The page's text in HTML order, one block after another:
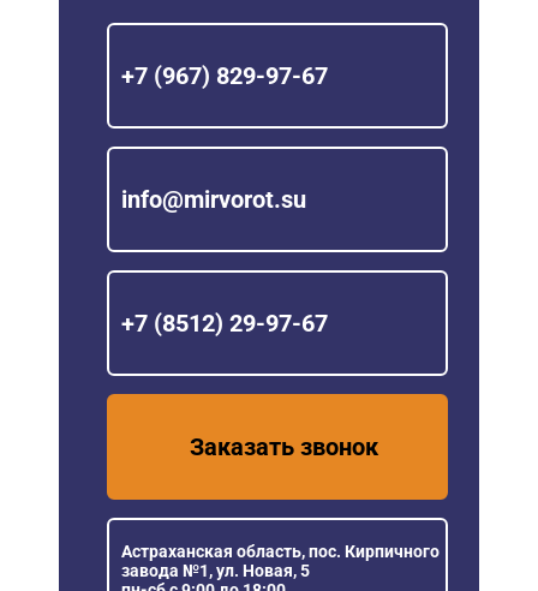
+7 (967) 829-97-67
info@mirvorot.su
+7 (8512) 29-97-67
Заказать звонок
Астраханская область, пос. Кирпичного
завода №1, ул. Новая, 5